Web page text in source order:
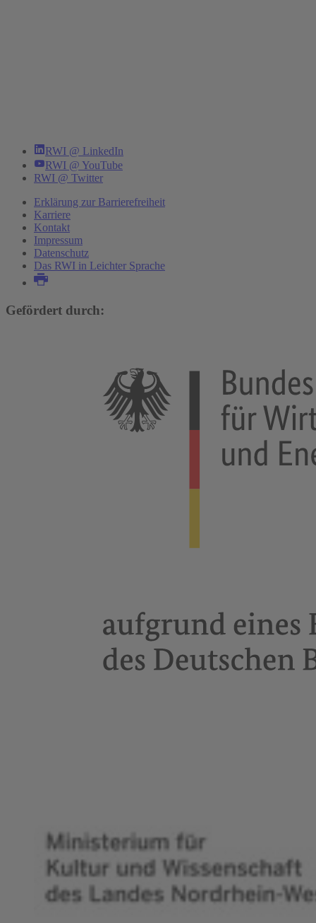
RWI @ LinkedIn
RWI @ YouTube
RWI @ Twitter
Erklärung zur Barrierefreiheit
Karriere
Kontakt
Impressum
Datenschutz
Das RWI in Leichter Sprache
Gefördert durch: